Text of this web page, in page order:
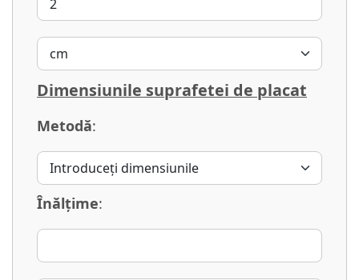
Dimensiunile suprafetei de placat
Metodă:
Înălţime: